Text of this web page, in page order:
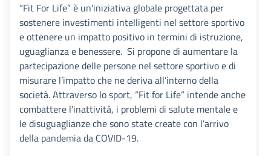
“Fit For Life” è un'iniziativa globale progettata per
sostenere investimenti intelligenti nel settore sportivo
e ottenere un impatto positivo in termini di istruzione,
uguaglianza e benessere. Si propone di aumentare la
partecipazione delle persone nel settore sportivo e di
misurare l’impatto che ne deriva all’interno della
società. Attraverso lo sport, “Fit for Life” intende anche
combattere l’inattività, i problemi di salute mentale e
le disuguaglianze che sono state create con l’arrivo
della pandemia da COVID-19.